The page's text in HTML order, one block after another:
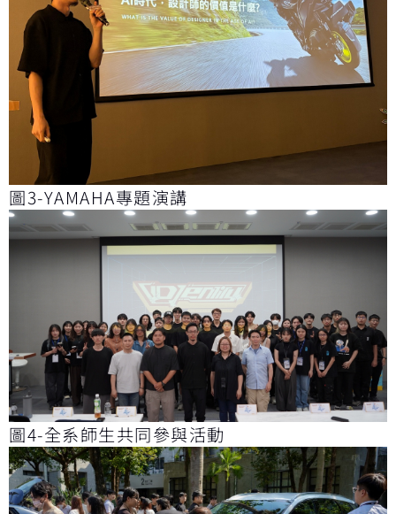
圖3-YAMAHA專題演講
圖4-全系師生共同參與活動